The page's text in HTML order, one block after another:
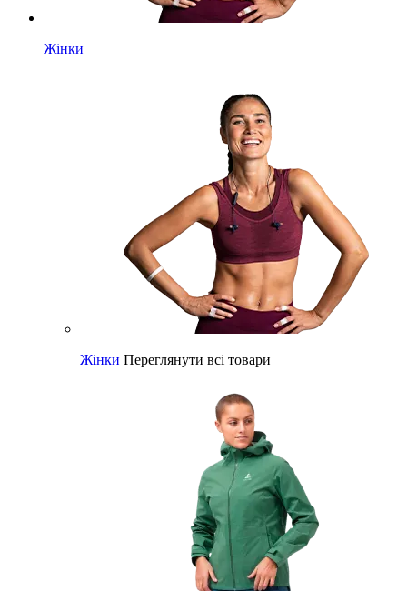
Жінки
Жінки Переглянути всі товари